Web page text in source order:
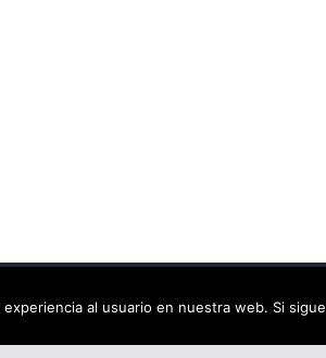
. Todos los derechos reservados.
al usuario en nuestra web. Si